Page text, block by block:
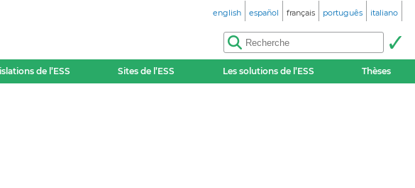
english español français português italiano
de l’ESS Sites de l’ESS Les solutions de l’ESS Thèses